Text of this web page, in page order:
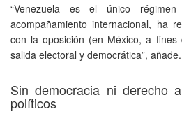
“Venezuela es el único
acompañamiento internacional, ha
con la oposición (en México, a
salida electoral y democrática”, añade.
Sin democracia ni derecho
políticos